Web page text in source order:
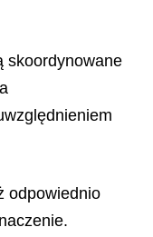
skoordynowane
odpowiednio